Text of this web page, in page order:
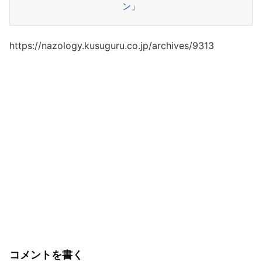
ン」
https://nazology.kusuguru.co.jp/archives/9313
コメントを書く